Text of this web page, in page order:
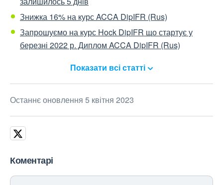
Знижка 16% на курс ACCA DipIFR (Rus)
Запрошуємо на курс Hock DipIFR що стартує у
березні 2022 р. Диплом ACCA DipIFR (Rus)
Показати всі статті
Останнє оновлення 5 квітня 2023
Коментарі